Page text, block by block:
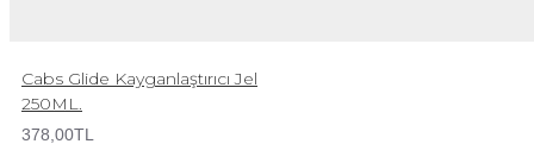
Cabs Glide Kayganlaştırıcı Jel
250ML.
378,00TL